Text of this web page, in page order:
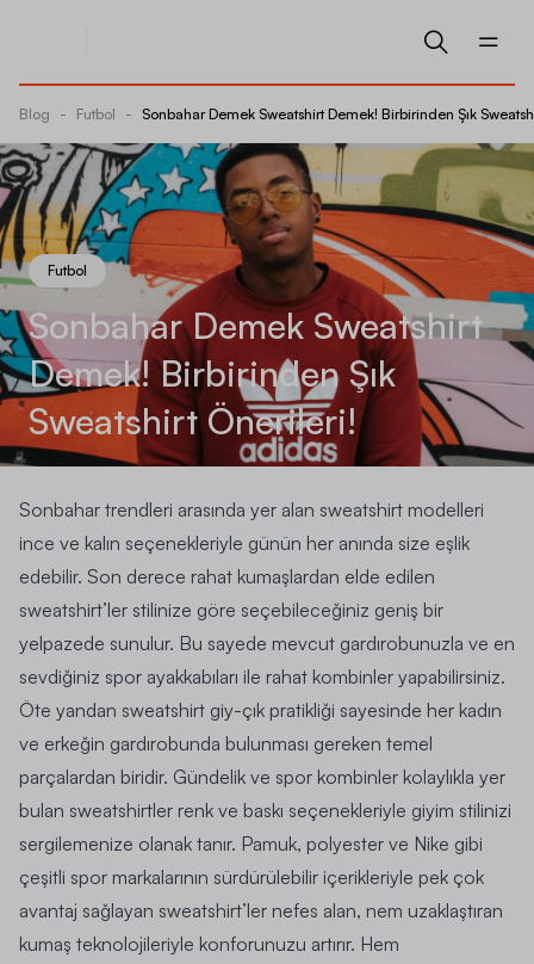
Blog - Futbol - Sonbahar Demek Sweatshirt Demek! Birbirinden Şık
Futbol
Sonbahar Demek Sweatshirt
Demek! Birbirinden Şık
Sweatshirt Önerileri!
Sonbahar trendleri arasında yer alan sweatshirt modelleri
ince ve kalın seçenekleriyle günün her anında size eşlik
edebilir. Son derece rahat kumaşlardan elde edilen
sweatshirt’ler stilinize göre seçebileceğiniz geniş bir
yelpazede sunulur. Bu sayede mevcut gardırobunuzla ve en
sevdiğiniz spor ayakkabıları ile rahat kombinler yapabilirsiniz.
Öte yandan sweatshirt giy-çık pratikliği sayesinde her kadın
ve erkeğin gardırobunda bulunması gereken temel
parçalardan biridir. Gündelik ve spor kombinler kolaylıkla yer
bulan sweatshirtler renk ve baskı seçenekleriyle giyim stilinizi
sergilemenize olanak tanır. Pamuk, polyester ve Nike gibi
çeşitli spor markalarının sürdürülebilir içerikleriyle pek çok
avantaj sağlayan sweatshirt’ler nefes alan, nem uzaklaştıran
kumaş teknolojileriyle konforunuzu artırır. Hem